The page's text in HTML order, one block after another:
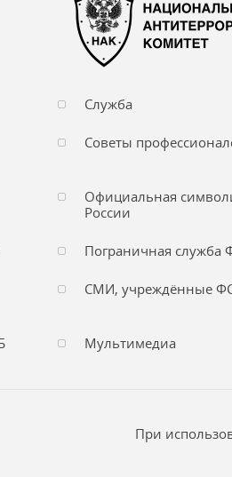
Служба
Советы
Официальная
России
Пограничная служба
СМИ, учреждённые
Мультимедиа
При